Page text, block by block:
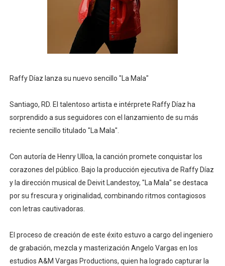
Raffy Díaz lanza su nuevo sencillo "La Mala"
Santiago, RD. El talentoso artista e intérprete Raffy Díaz ha
sorprendido a sus seguidores con el lanzamiento de su más
reciente sencillo titulado "La Mala".
Con autoría de Henry Ulloa, la canción promete conquistar los
corazones del público. Bajo la producción ejecutiva de Raffy Díaz
y la dirección musical de Deivit Landestoy, "La Mala" se destaca
por su frescura y originalidad, combinando ritmos contagiosos
con letras cautivadoras.
El proceso de creación de este éxito estuvo a cargo del ingeniero
de grabación, mezcla y masterización Angelo Vargas en los
estudios A&M Vargas Productions, quien ha logrado capturar la